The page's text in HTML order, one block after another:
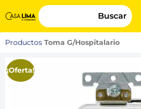
Buscar
Productos Toma G/Hospitalario
¡Oferta!